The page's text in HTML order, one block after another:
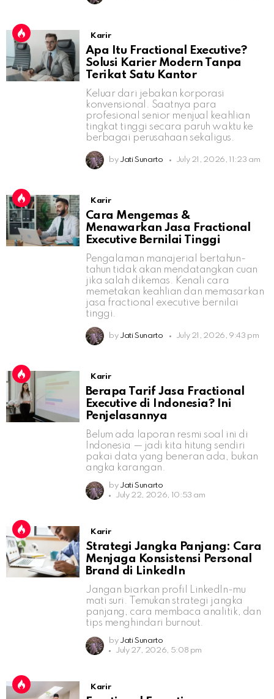
Karir
Apa Itu Fractional Executive?
Solusi Karier Modern Tanpa
Terikat Satu Kantor
Keluar dari jebakan korporasi
konvensional. Saatnya para
profesional senior menjual keahlian
tingkat tinggi secara paruh waktu ke
berbagai perusahaan sekaligus.
by Jati Sunarto July 21, 2026, 11:23 am
Karir
Cara Mengemas &
Menawarkan Jasa Fractional
Executive Bernilai Tinggi
Pengalaman manajerial bertahun-
tahun tidak akan mendatangkan cuan
jika salah dikemas. Kenali cara
memetakan keahlian dan memasarkan
jasa fractional executive bernilai
tinggi.
by Jati Sunarto July 21, 2026, 9:43 pm
Karir
Berapa Tarif Jasa Fractional
Executive di Indonesia? Ini
Penjelasannya
Belum ada laporan resmi soal ini di
Indonesia — jadi kita hitung sendiri
pakai data yang beneran ada, bukan
angka karangan.
by Jati Sunarto
July 22, 2026, 10:53 am
Karir
Strategi Jangka Panjang: Cara
Menjaga Konsistensi Personal
Brand di LinkedIn
Jangan biarkan profil LinkedIn-mu
mati suri. Temukan strategi jangka
panjang, cara membaca analitik, dan
tips menghindari burnout.
by Jati Sunarto
July 27, 2026, 5:08 pm
Karir